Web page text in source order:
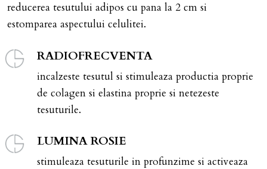
reducerea tesutului adipos cu pana la 2 cm si
estomparea aspectului celulitei.
RADIOFRECVENTA
incalzeste tesutul si stimuleaza productia proprie
de colagen si elastina proprie si netezeste
tesuturile.
LUMINA ROSIE
stimuleaza tesuturile in profunzime si activeaza